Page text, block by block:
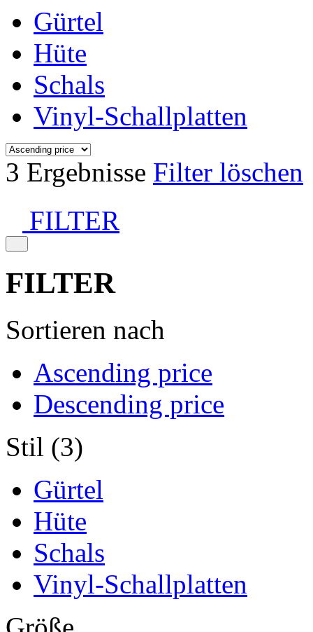
Gürtel
Hüte
Schals
Vinyl-Schallplatten
3 Ergebnisse Filter löschen
FILTER
FILTER
Sortieren nach
Ascending price
Descending price
Stil (3)
Gürtel
Hüte
Schals
Vinyl-Schallplatten